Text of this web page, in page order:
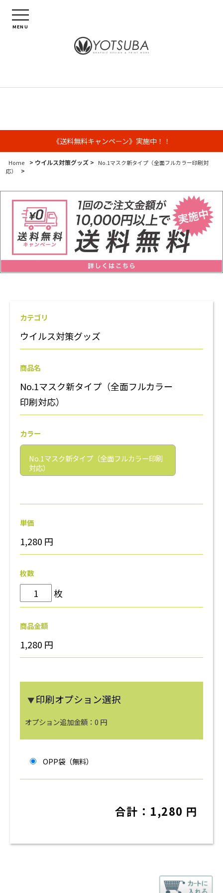
MENU
《送料無料キャンペーン》実施中！！
Home > ウイルス対策グッズ >
No.1マスク新タイプ（全面フルカラー印刷対
応）
>
カテゴリ
ウイルス対策グッズ
商品名
No.1マスク新タイプ（全面フルカラー
印刷対応）
カラー
No.1マスク新タイプ（全面フルカラー印刷
対応）
単価
1,280 円
枚数
枚
商品金額
1,280 円
▼印刷オプション選択
オプション追加金額： 0 円
OPP袋（無料）
合計： 1,280 円